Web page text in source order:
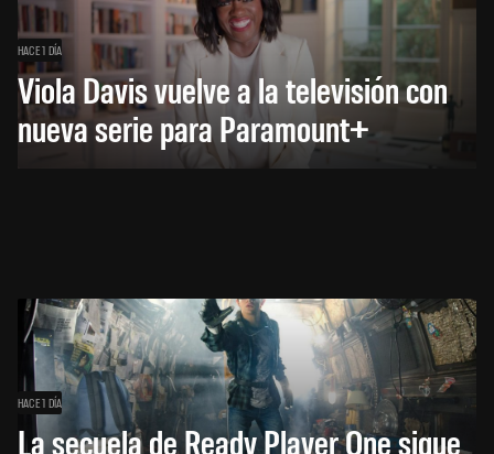
HACE 1 DÍA
Viola Davis vuelve a la televisión con
nueva serie para Paramount+
HACE 1 DÍA
La secuela de Ready Player One sigue